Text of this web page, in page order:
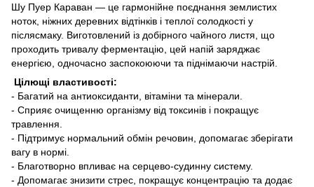
Шу Пуер Караван — це гармонійне поєднання землистих
ноток, ніжних деревних відтінків і теплої солодкості у
післясмаку. Виготовлений із добірного чайного листя, що
проходить тривалу ферментацію, цей напій заряджає
енергією, одночасно заспокоюючи та піднімаючи настрій.
Цілющі властивості:
- Багатий на антиоксиданти, вітаміни та мінерали.
- Сприяє очищенню організму від токсинів і покращує
травлення.
- Підтримує нормальний обмін речовин, допомагає зберігати
вагу в нормі.
- Благотворно впливає на серцево-судинну систему.
- Допомагає знизити стрес, покращує концентрацію та додає